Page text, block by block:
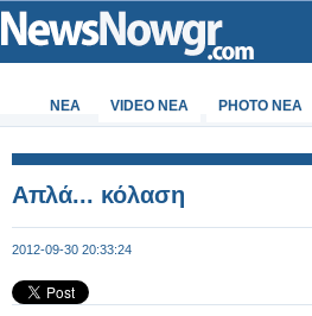
ΝΕΑ VIDEO NEA PHOTO NEA
Απλά... κόλαση
2012-09-30 20:33:24